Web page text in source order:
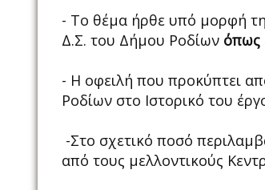
- Το θέμα ήρθε υπό μορφή
Δ.Σ. του Δήμου Ροδίων όπως
- Η οφειλή που προκύπτει
Ροδίων στο Ιστορικό του
-Στο σχετικό ποσό
από τους μελλοντικούς